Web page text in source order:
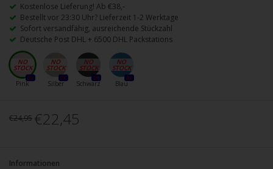
Kostenlose Lieferung! Ab €38,-
Bestellt vor 23:30 Uhr? Lieferzeit 1-2 Werktage
Sofort versandfähig, ausreichende Stückzahl
Deutsche Post DHL + 6500 DHL Packstations
0x
Pink
0x
Silber
0x
Schwarz
0x
Blau
€24,95 €22,45
Informationen